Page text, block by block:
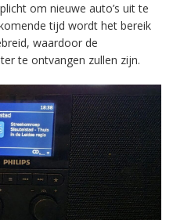
om nieuwe auto’s uit te
tijd wordt het bereik
waardoor de
te ontvangen zullen zijn.